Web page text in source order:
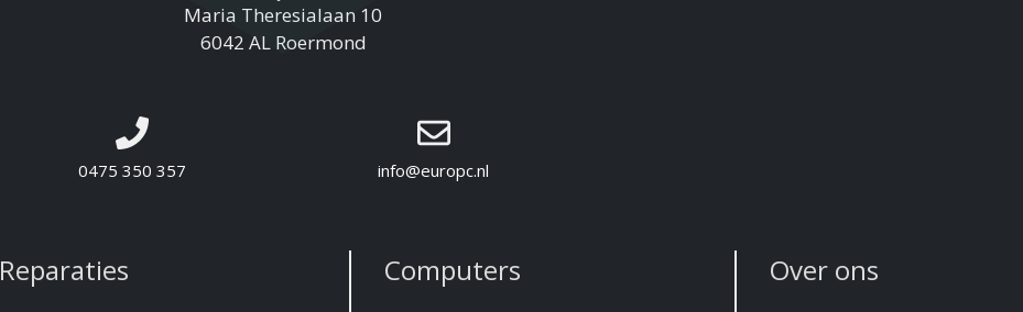
Maria Theresialaan 10
6042 AL Roermond
0475 350 357 info@europc.nl
Reparaties Computers Over ons